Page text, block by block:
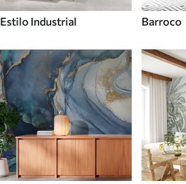
Estilo Industrial Barroco